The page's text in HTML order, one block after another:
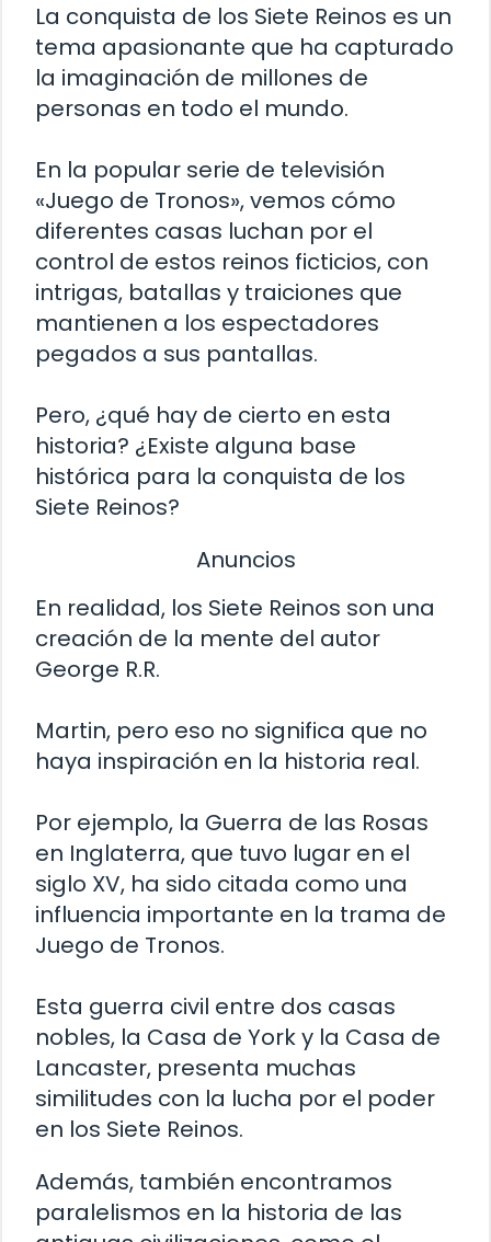
La conquista de los Siete Reinos es un
tema apasionante que ha capturado
la imaginación de millones de
personas en todo el mundo.
En la popular serie de televisión
«Juego de Tronos», vemos cómo
diferentes casas luchan por el
control de estos reinos ficticios, con
intrigas, batallas y traiciones que
mantienen a los espectadores
pegados a sus pantallas.
Pero, ¿qué hay de cierto en esta
historia? ¿Existe alguna base
histórica para la conquista de los
Siete Reinos?
Anuncios
En realidad, los Siete Reinos son una
creación de la mente del autor
George R.R.
Martin, pero eso no significa que no
haya inspiración en la historia real.
Por ejemplo, la Guerra de las Rosas
en Inglaterra, que tuvo lugar en el
siglo XV, ha sido citada como una
influencia importante en la trama de
Juego de Tronos.
Esta guerra civil entre dos casas
nobles, la Casa de York y la Casa de
Lancaster, presenta muchas
similitudes con la lucha por el poder
en los Siete Reinos.
Además, también encontramos
paralelismos en la historia de las